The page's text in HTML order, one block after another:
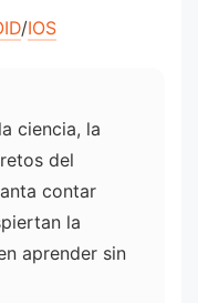
/IOS
ciencia, la
del
contar
la
aprender sin